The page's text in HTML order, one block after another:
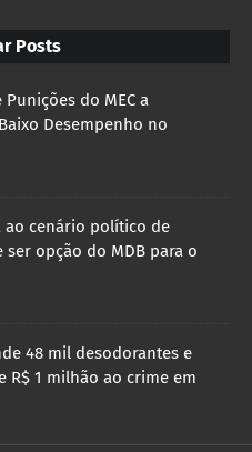
Posts
Punições do MEC a
Desempenho no
ao cenário político de
ser opção do MDB para o
48 mil desodorantes e
R$ 1 milhão ao crime em